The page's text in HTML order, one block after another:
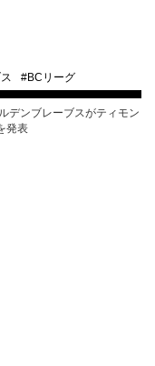
#BCリーグ
デンブレーブスがティモン
発表